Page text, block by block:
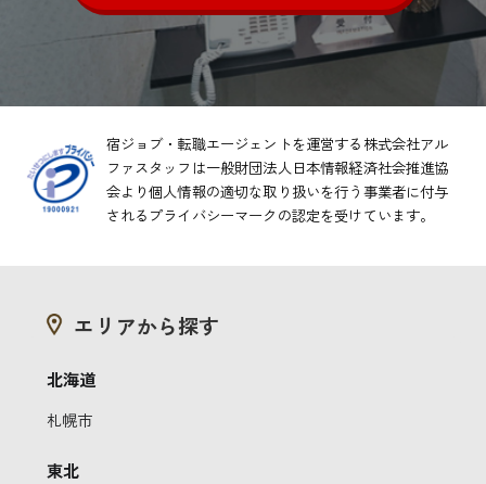
宿ジョブ・転職エージェントを運営する株式会社アル
ファスタッフは一般財団法人日本情報経済社会推進協
会より個人情報の適切な取り扱いを行う事業者に付与
されるプライバシーマークの認定を受けています。
エリアから探す
北海道
札幌市
東北